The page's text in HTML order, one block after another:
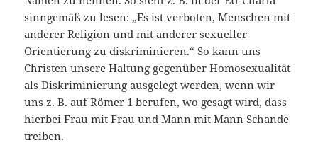
sinngemäß zu lesen: „Es ist verboten, Menschen mit
anderer Religion und mit anderer sexueller
Orientierung zu diskriminieren.“ So kann uns
Christen unsere Haltung gegenüber Homosexualität
als Diskriminierung ausgelegt werden, wenn wir
uns z. B. auf Römer 1 berufen, wo gesagt wird, dass
hierbei Frau mit Frau und Mann mit Mann Schande
treiben.